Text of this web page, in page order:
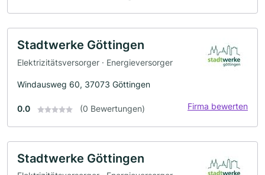
Stadtwerke Göttingen
Elektrizitätsversorger · Energieversorger
Windausweg 60, 37073 Göttingen
0.0 (0 Bewertungen) Firma bewerten
Stadtwerke Göttingen